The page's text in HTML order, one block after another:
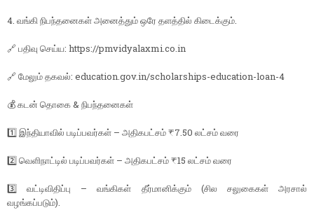
4. வங்கி நிபந்தனைகள் அனைத்தும் ஒரே தளத்தில் கிடைக்கும்.
🔗 பதிவு செய்ய: https://pmvidyalaxmi.co.in
🔗 மேலும் தகவல்: education.gov.in/scholarships-education-loan-4
💰 கடன் தொகை & நிபந்தனைகள்
1️⃣ இந்தியாவில் படிப்பவர்கள் – அதிகபட்சம் ₹7.50 லட்சம் வரை
2️⃣ வெளிநாட்டில் படிப்பவர்கள் – அதிகபட்சம் ₹15 லட்சம் வரை
3️⃣ வட்டிவிதிப்பு – வங்கிகள் தீர்மானிக்கும் (சில சலுகைகள் அரசால்
வழங்கப்படும்).